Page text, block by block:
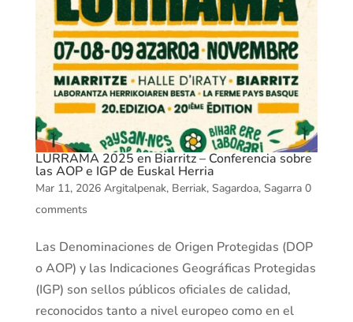
LURRAMA 2025 en Biarritz – Conferencia sobre
las AOP e IGP de Euskal Herria
Mar 11, 2026 Argitalpenak, Berriak, Sagardoa, Sagarra 0
comments
Las Denominaciones de Origen Protegidas (DOP
o AOP) y las Indicaciones Geográficas Protegidas
(IGP) son sellos públicos oficiales de calidad,
reconocidos tanto a nivel europeo como en el